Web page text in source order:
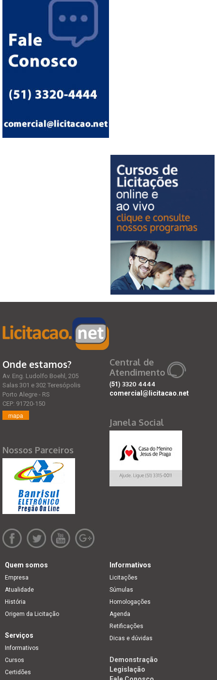
Onde estamos?
Av. Eng. Ludolfo Boehl, 205
Salas 301 e 302 Teresópolis
Porto Alegre - RS
CEP: 91720-150
mapa
Nossos Parceiros
Central de
Atendimento
(51) 3320 4444
comercial@licitacao.net
Janela Social
Quem somos
Empresa
Atualidade
História
Origem da Licitação
Informativos
Licitações
Súmulas
Homologações
Agenda
Retificações
Dicas e dúvidas
Serviços
Informativos
Cursos
Certidões
Demonstração
Legislação